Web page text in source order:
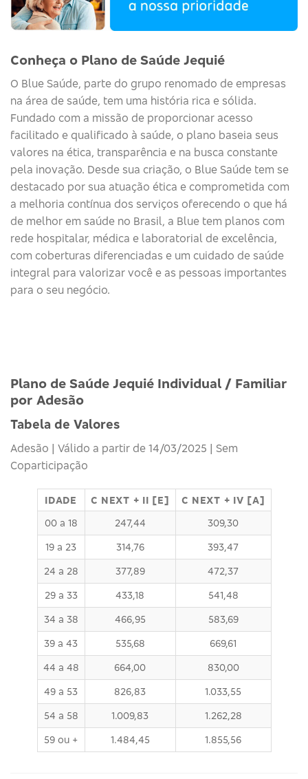
Conheça o Plano de Saúde Jequié
O Blue Saúde, parte do grupo renomado de empresas
na área de saúde, tem uma história rica e sólida.
Fundado com a missão de proporcionar acesso
facilitado e qualificado à saúde, o plano baseia seus
valores na ética, transparência e na busca constante
pela inovação. Desde sua criação, o Blue Saúde tem se
destacado por sua atuação ética e comprometida com
a melhoria contínua dos serviços oferecendo o que há
de melhor em saúde no Brasil, a Blue tem planos com
rede hospitalar, médica e laboratorial de excelência,
com coberturas diferenciadas e um cuidado de saúde
integral para valorizar você e as pessoas importantes
para o seu negócio.
Plano de Saúde Jequié Individual / Familiar
por Adesão
Tabela de Valores
Adesão | Válido a partir de 14/03/2025 | Sem
Coparticipação
IDADE C NEXT + II [E]
C NEXT + IV [A]
00 a 18
247,44 309,30
19 a 23 314,76 393,47
24 a 28 377,89 472,37
29 a 33 433,18 541,48
34 a 38 466,95 583,69
39 a 43 535,68 669,61
44 a 48 664,00 830,00
49 a 53 826,83 1.033,55
54 a 58 1.009,83 1.262,28
59 ou + 1.484,45 1.855,56